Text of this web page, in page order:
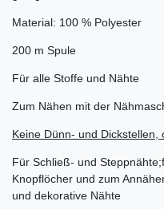
Material: 100 % Polyester
200 m Spule
Für alle Stoffe und Nähte
Zum Nähen mit der
Keine Dünn- und Dickstellen,
Für Schließ- und
Knopflöcher und zum
und dekorative Nähte